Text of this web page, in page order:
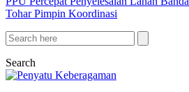
Tohar Pimpin Koordinasi
Search